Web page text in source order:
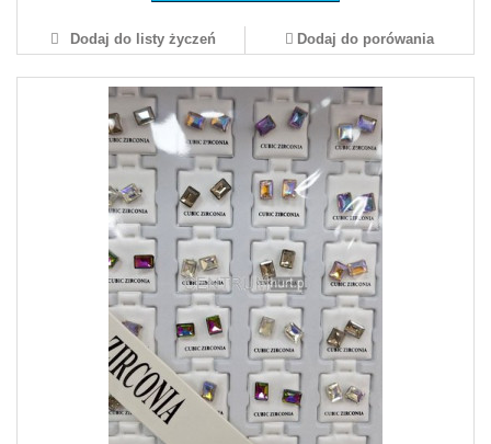
Dodaj do listy życzeń Dodaj do porówania